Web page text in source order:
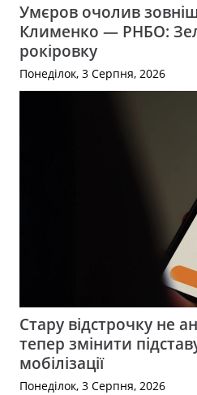
Умєров очолив
Клименко — РНБО:
рокіровку
Понеділок, 3 Серпня, 2026
Стару відстрочку не
тепер змінити
мобілізації
Понеділок, 3 Серпня, 2026